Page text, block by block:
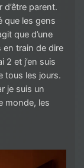
parent.
que les gens
que d’une
en train de dire
2 et j’en suis
tous les jours.
je suis un
monde, les